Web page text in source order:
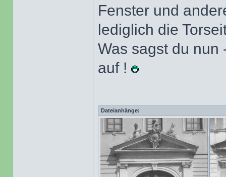
Fenster und
lediglich die
Was sagst du nun
auf !
Dateianhänge: